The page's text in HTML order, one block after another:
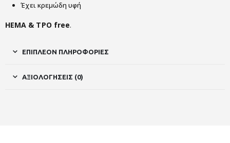
Έχει κρεμώδη υφή
HEMA & TPO free.
ΕΠΙΠΛΈΟΝ ΠΛΗΡΟΦΟΡΊΕΣ
ΑΞΙΟΛΟΓΉΣΕΙΣ (0)